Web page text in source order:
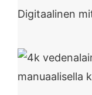
Digitaalinen